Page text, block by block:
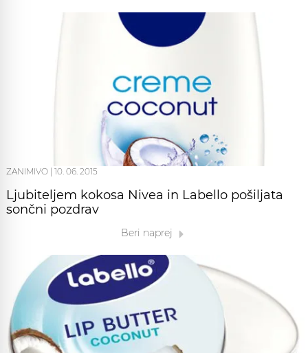
ZANIMIVO 10. 06. 2015
Ljubiteljem kokosa Nivea in Labello pošiljata
sončni pozdrav
Beri naprej